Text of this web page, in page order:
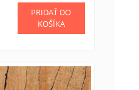
PRIDAŤ DO
KOŠÍKA